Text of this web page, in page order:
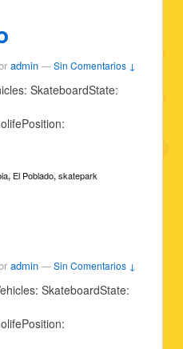
admin —Sin Comentarios ↓
SkateboardState:
, El Poblado, skatepark
admin —Sin Comentarios ↓
SkateboardState: